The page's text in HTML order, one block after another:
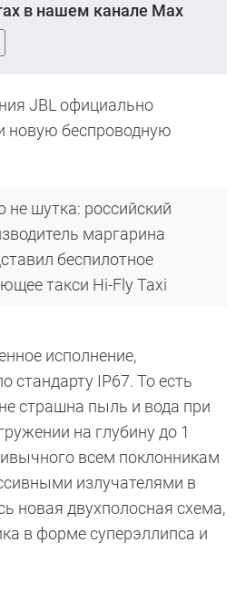
в нашем канале Max
JBL официально
новую беспроводную
не шутка: российский
маргарина
беспилотное
такси Hi-Fly Taxi
исполнение,
стандарту IP67. То есть
страшна пыль и вода при
на глубину до 1
всем поклонникам
излучателями в
новая двухполосная схема,
в форме суперэллипса и